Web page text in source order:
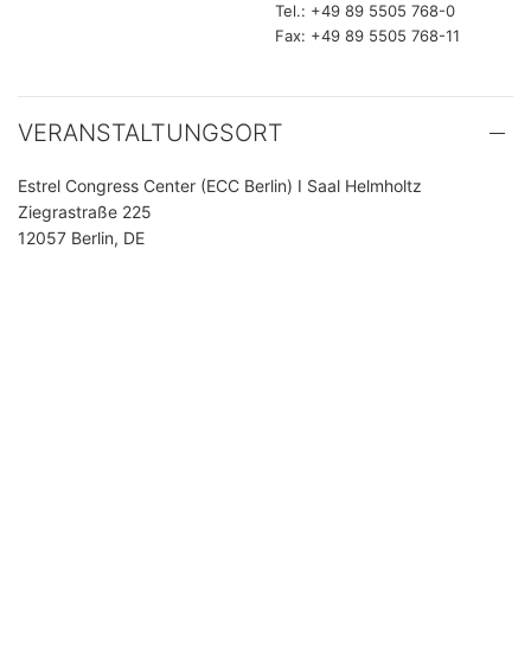
Tel.: +49 89 5505 768-0
Fax: +49 89 5505 768-11
VERANSTALTUNGSORT
Estrel Congress Center (ECC Berlin) I Saal Helmholtz
Ziegrastraße 225
12057 Berlin, DE